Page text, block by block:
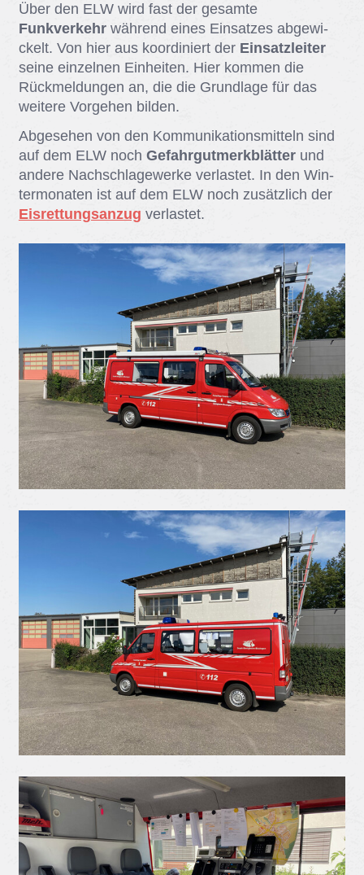
Über den ELW wird fast der ge­sam­te
Funkverkehr wäh­rend ei­nes Ein­sat­zes ab­ge­wi­
ckelt. Von hier aus ko­or­di­niert der Einsatzleiter
sei­ne ein­zel­nen Ein­hei­ten. Hier kom­men die
Rück­mel­dun­gen an, die die Grund­la­ge für das
wei­te­re Vor­ge­hen bil­den.
Ab­ge­se­hen von den Kom­mu­ni­ka­ti­ons­mit­teln sind
auf dem ELW noch Gefahrgutmerkblätter und
an­de­re Nach­schla­ge­wer­ke ver­las­tet. In den Win­
ter­mo­na­ten ist auf dem ELW noch zu­sätz­lich der
Eisrettungsanzug ver­las­tet.